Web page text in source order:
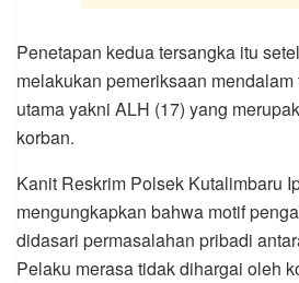
Penetapan kedua tersangka itu
melakukan pemeriksaan
utama yakni ALH (17) yang
korban.
Kanit Reskrim Polsek Kutalimbaru
mengungkapkan bahwa motif
didasari permasalahan pribadi
Pelaku merasa tidak dihargai oleh